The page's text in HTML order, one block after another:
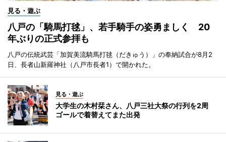
見る・遊ぶ
八戸の「騎馬打毬」、若手騎手の姿勇ましく 20
年ぶりの正式参拝も
八戸の伝統武芸「加賀美流騎馬打毬（だきゅう）」の奉納試合が8月2
日、長者山新羅神社（八戸市長者1）で開かれた。
見る・遊ぶ
大学生の木村栞さん、八戸三社大祭の行列を2周
ゴールで着替えてまた出発